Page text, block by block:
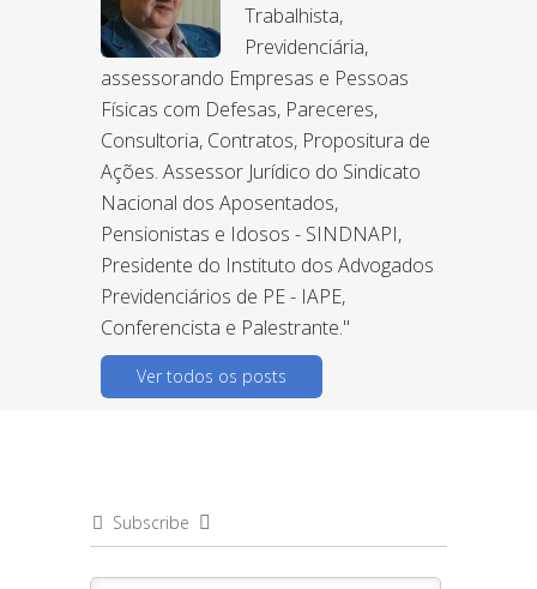
Trabalhista,
Previdenciária,
assessorando Empresas e Pessoas
Físicas com Defesas, Pareceres,
Consultoria, Contratos, Propositura de
Ações. Assessor Jurídico do Sindicato
Nacional dos Aposentados,
Pensionistas e Idosos - SINDNAPI,
Presidente do Instituto dos Advogados
Previdenciários de PE - IAPE,
Conferencista e Palestrante."
Ver todos os posts
Subscribe